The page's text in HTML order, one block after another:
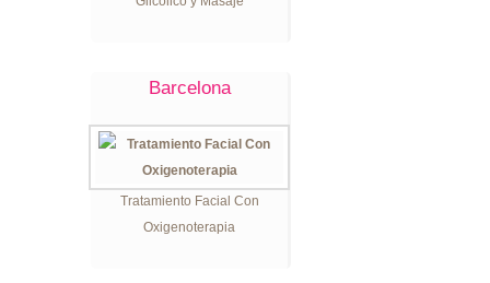
Barcelona
Tratamiento Facial Con
Oxigenoterapia